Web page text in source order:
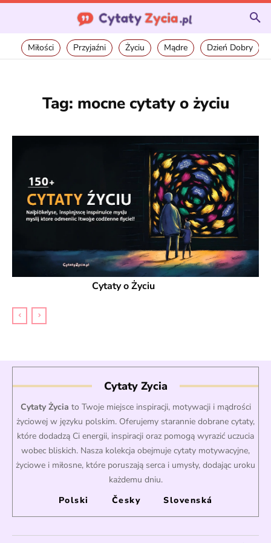
Miłości Przyjaźni Życiu Mądre Dzień Dobry
Tag: mocne cytaty o życiu
Cytaty o Życiu
Cytaty Zycia
Cytaty Życia to Twoje miejsce inspiracji, motywacji i mądrości
życiowej w języku polskim. Oferujemy starannie dobrane cytaty,
które dodadzą Ci energii, inspiracji oraz pomogą wyrazić uczucia
wobec bliskich. Nasza kolekcja obejmuje cytaty motywacyjne,
życiowe i miłosne, które poruszają serca i umysły, dodając uroku
każdemu dniu.
Polski
Česky Slovenská